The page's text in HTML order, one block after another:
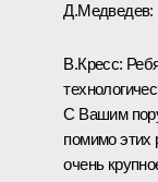
Д.Медведев:
В.Кресс:
С Вашим
помимо этих
очень